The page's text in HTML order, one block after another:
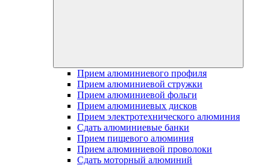
Прием алюминиевого профиля
Прием алюминиевой стружки
Прием алюминиевой фольги
Прием алюминиевых дисков
Прием электротехнического алюминия
Сдать алюминиевые банки
Прием пищевого алюминия
Прием алюминиевой проволоки
Сдать моторный алюминий